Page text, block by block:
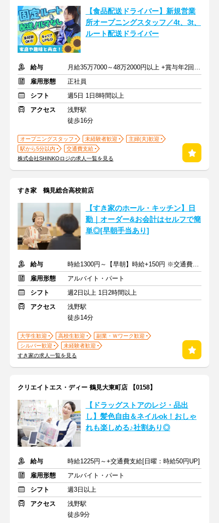
【食品配送ドライバー】新規営業
所オープニングスタッフ／4t、3t、
ルート配送ドライバー
給与
月給35万7000～48万2000円以上 +賞与年2回 +交通費
雇用形態
正社員
シフト
週5日 1日8時間以上
アクセス
浅野駅
徒歩16分
オープニングスタッフ 未経験者歓迎
主婦(夫)歓迎
駅から5分以内
交通費支給
株式会社SHINKOロジの求人一覧を見る
すき家 鶴見総合高校前店
【すき家のホール・キッチン】日
勤｜オーダー&お会計はセルフで簡
単◎[早朝手当あり]
給与
時給1300円～【早朝】時給+150円 ※交通費支給
雇用形態
アルバイト・パート
シフト
週2日以上 1日2時間以上
アクセス
浅野駅
徒歩14分
大学生歓迎 高校生歓迎
副業・Ｗワーク歓迎
シルバー歓迎
未経験者歓迎
すき家の求人一覧を見る
クリエイトエス・ディー 鶴見大東町店 【0158】
【ドラッグストアのレジ・品出
し】髪色自由＆ネイルok！おしゃ
れも楽しめる♪社割あり◎
給与
時給1225円～+交通費支給[日曜：時給50円UP]
雇用形態
アルバイト・パート
シフト
週3日以上
アクセス
浅野駅
徒歩9分